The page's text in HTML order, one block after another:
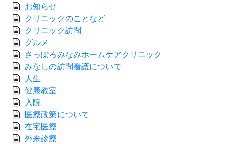
お知らせ
クリニックのことなど
クリニック訪問
グルメ
さっぽろみなみホームケアクリニック
みなしの訪問看護について
人生
健康教室
入院
医療政策について
在宅医療
外来診療